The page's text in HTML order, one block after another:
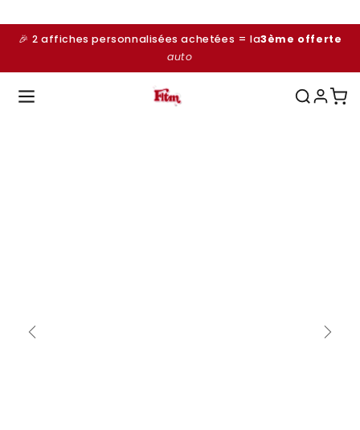
au
contenu
🎉 2 affiches personnalisées achetées = la3ème offerte
auto